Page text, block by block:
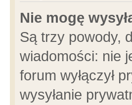
Nie mogę
Są trzy powody,
wiadomości: nie
forum wyłączył
wysyłanie